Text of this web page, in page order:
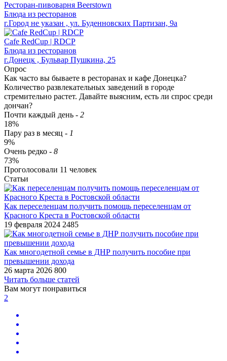
Ресторан-пивоварня Beerstown
Блюда из ресторанов
г.Город не указан , ул. Буденновских Партизан, 9а
Cafe RedСup | RDCP
Блюда из ресторанов
г.Донецк , Бульвар Пушкина, 25
Опрос
Как часто вы бываете в ресторанах и кафе Донецка?
Количество развлекательных заведений в городе
стремительно растет. Давайте выясним, есть ли спрос среди
дончан?
Почти каждый день - 2
18%
Пару раз в месяц - 1
9%
Очень редко - 8
73%
Проголосовали 11 человек
Статьи
​Как переселенцам получить помощь переселенцам от
Красного Креста в Ростовской области
19 февраля 2024 2485
Как многодетной семье в ДНР получить пособие при
превышении дохода
26 марта 2026 800
Читать больше статей
Вам могут понравиться
2